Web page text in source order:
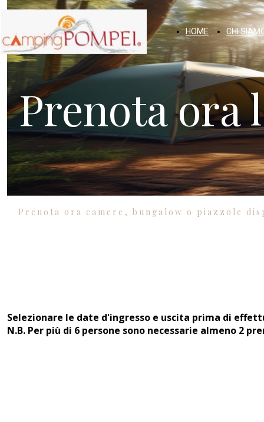
HOME CHI
Prenota ora
Prenota ora camere, bungalow o piazzole
Selezionare le date d'ingresso e uscita prima di
N.B. Per più di 6 persone sono necessarie almeno 2